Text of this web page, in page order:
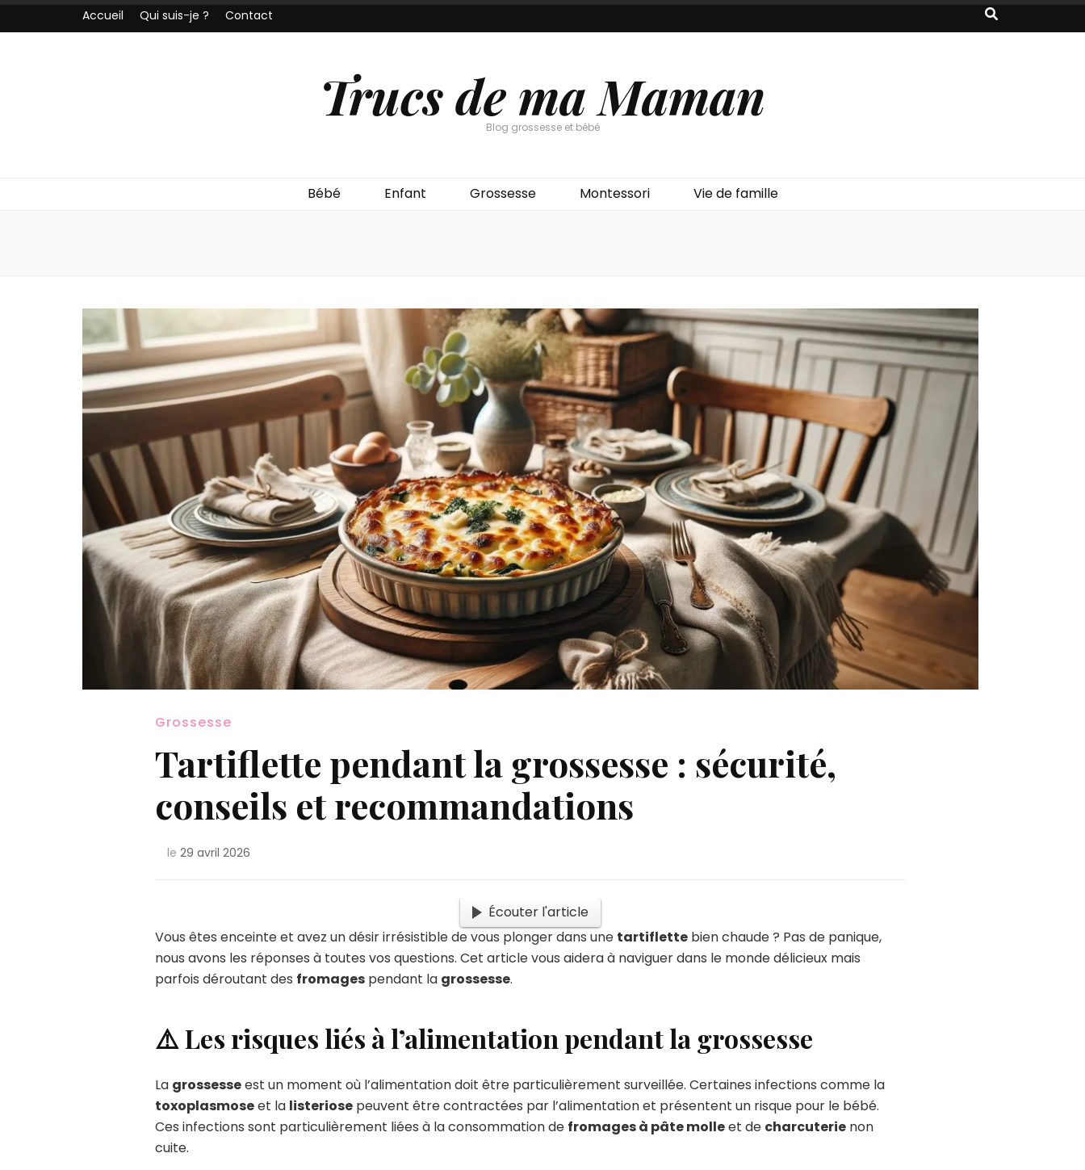
Accueil Qui suis-je ? Contact
Trucs de ma Maman
Blog grossesse et bébé
Bébé Enfant Grossesse Montessori Vie de famille
Grossesse
Tartiflette pendant la grossesse : sécurité,
conseils et recommandations
le 29 avril 2026
Écouter l'article
Vous êtes enceinte et avez un désir irrésistible de vous plonger dans une tartiflette bien chaude ? Pas de panique,
nous avons les réponses à toutes vos questions. Cet article vous aidera à naviguer dans le monde délicieux mais
parfois déroutant des fromages pendant la grossesse.
⚠️ Les risques liés à l’alimentation pendant la grossesse
La grossesseest un moment où l’alimentation doit être particulièrement surveillée. Certaines infections comme la
toxoplasmoseet la listeriose peuvent être contractées par l’alimentation et présentent un risque pour le bébé.
Ces infections sont particulièrement liées à la consommation de fromages à pâte molleet de charcuterie non
cuite.